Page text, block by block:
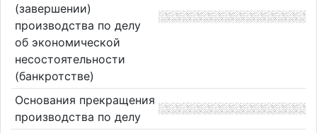
(завершении)
производства по делу
об экономической
несостоятельности
(банкротстве)
Основания прекращения
производства по делу